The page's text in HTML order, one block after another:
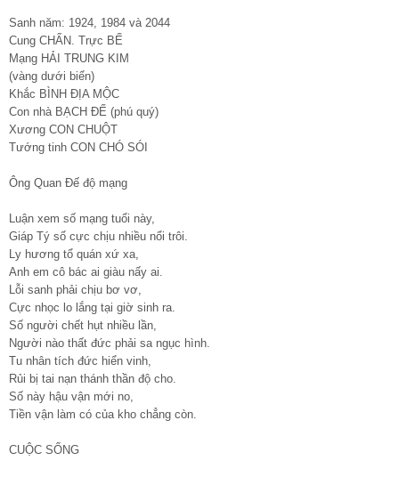
Sanh năm: 1924, 1984 và 2044
Cung CHẤN. Trực BẾ
Mạng HẢI TRUNG KIM
(vàng dưới biển)
Khắc BÌNH ĐỊA MỘC
Con nhà BẠCH ĐẾ (phú quý)
Xương CON CHUỘT
Tướng tinh CON CHÓ SÓI
Ông Quan Đế độ mạng
Luận xem số mạng tuổi này,
Giáp Tý số cực chịu nhiều nổi trôi.
Ly hương tổ quán xứ xa,
Anh em cô bác ai giàu nấy ai.
Lỗi sanh phải chịu bơ vơ,
Cực nhọc lo lắng tại giờ sinh ra.
Số người chết hụt nhiều lần,
Người nào thất đức phải sa ngục hình.
Tu nhân tích đức hiển vinh,
Rủi bị tai nạn thánh thần độ cho.
Số này hậu vận mới no,
Tiền vận làm có của kho chẳng còn.
CUỘC SỐNG